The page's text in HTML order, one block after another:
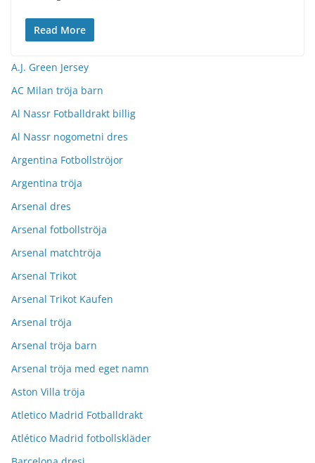
Read More
A.J. Green Jersey
AC Milan tröja barn
Al Nassr Fotballdrakt billig
Al Nassr nogometni dres
Argentina Fotbollströjor
Argentina tröja
Arsenal dres
Arsenal fotbollströja
Arsenal matchtröja
Arsenal Trikot
Arsenal Trikot Kaufen
Arsenal tröja
Arsenal tröja barn
Arsenal tröja med eget namn
Aston Villa tröja
Atletico Madrid Fotballdrakt
Atlético Madrid fotbollskläder